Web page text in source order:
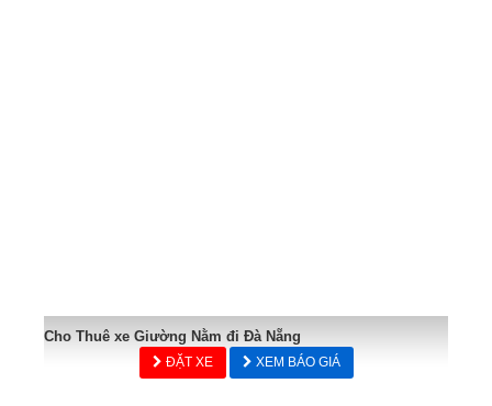
Cho Thuê xe Giường Nằm đi Đà Nẵng
ĐẶT XE XEM BÁO GIÁ